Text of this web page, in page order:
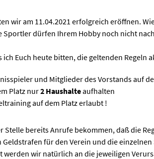
wir am 11.04.2021 erfolgreich eröffnen.
Sportler dürfen Ihrem Hobby noch nicht
ich Euch heute bitten, die geltenden
und Mitglieder des Vorstands auf
Platz nur2 Haushalteaufhalten
auf dem Platz erlaubt !
Stelle bereits Anrufe bekommen, daß die
für den Verein und die
werden wir natürlich an die jeweiligen